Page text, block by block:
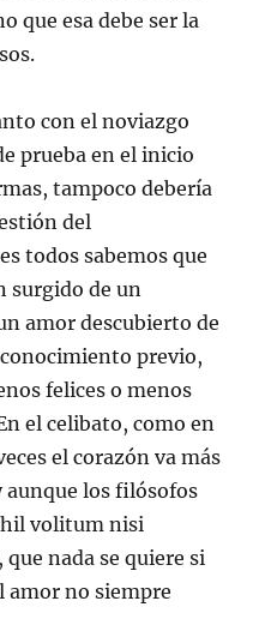
que esa debe ser la
con el noviazgo
prueba en el inicio
tampoco debería
del
todos sabemos que
surgido de un
amor descubierto de
previo,
felices o menos
el celibato, como en
el corazón va más
aunque los filósofos
volitum nisi
nada se quiere si
amor no siempre